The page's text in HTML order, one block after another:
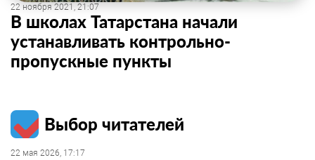
22 ноября 2021, 21:07
В школах Татарстана начали
устанавливать контрольно-
пропускные пункты
Выбор читателей
22 мая 2026, 17:17